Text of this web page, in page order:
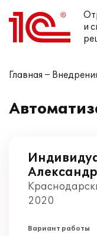
и
Главная
2020
Вариант работы